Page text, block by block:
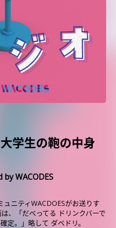
学生の鞄の中身
WACODES
ュニティWACDOESがお送りす
、「だべってる ドリンクバーで
定。」略して ダベドリ。